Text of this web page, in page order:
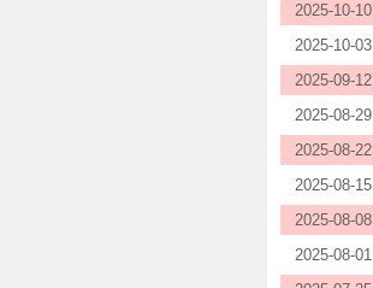
2025-10-10
2025-10-03
2025-09-12
2025-08-29
2025-08-22
2025-08-15
2025-08-08
2025-08-01